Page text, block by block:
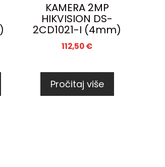
KAMERA 2MP
HIKVISION DS-
2CD1021-I (4mm)
112,50€
Pročitaj više